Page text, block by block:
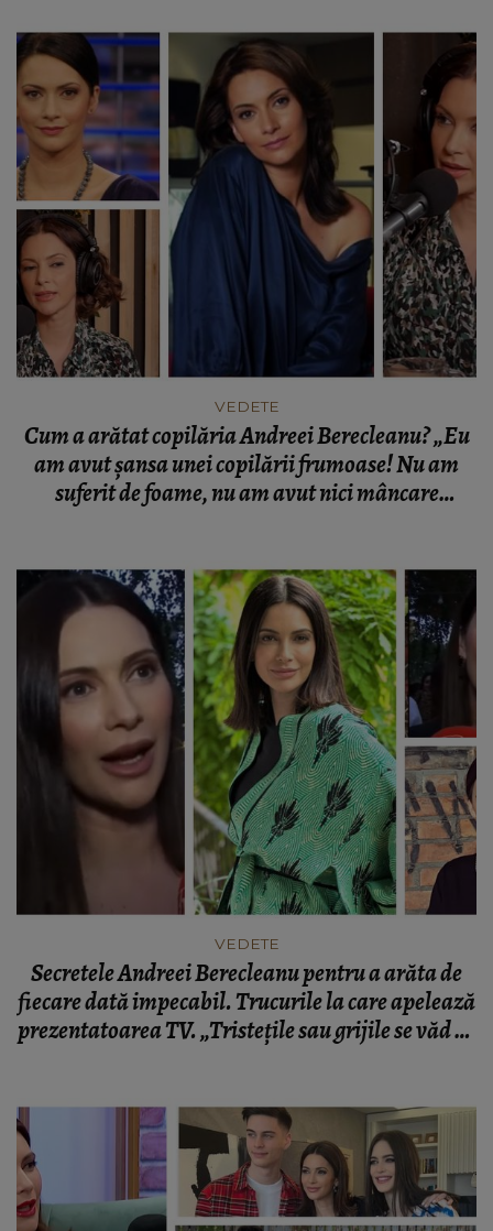
VEDETE
Cum a arătat copilăria Andreei Berecleanu? „Eu
am avut șansa unei copilării frumoase! Nu am
suferit de foame, nu am avut nici mâncare
VEDETE
Secretele Andreei Berecleanu pentru a arăta de
fiecare dată impecabil. Trucurile la care apelează
prezentatoarea TV. „Tristețile sau grijile se văd pe